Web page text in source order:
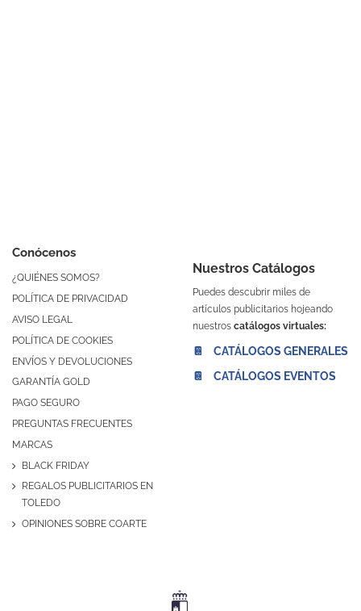
Conócenos
¿QUIÉNES SOMOS?
POLÍTICA DE PRIVACIDAD
AVISO LEGAL
POLÍTICA DE COOKIES
ENVÍOS Y DEVOLUCIONES
GARANTÍA GOLD
PAGO SEGURO
PREGUNTAS FRECUENTES
MARCAS
BLACK FRIDAY
REGALOS PUBLICITARIOS EN
TOLEDO
OPINIONES SOBRE COARTE
Nuestros Catálogos
Puedes descubrir miles de
artículos publicitarios hojeando
nuestros catálogos virtuales:
📔 CATÁLOGOS GENERALES
📔 CATÁLOGOS EVENTOS